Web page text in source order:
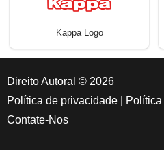
Kappa Logo
Direito Autoral © 2026
Política de privacidade
Contate-Nos